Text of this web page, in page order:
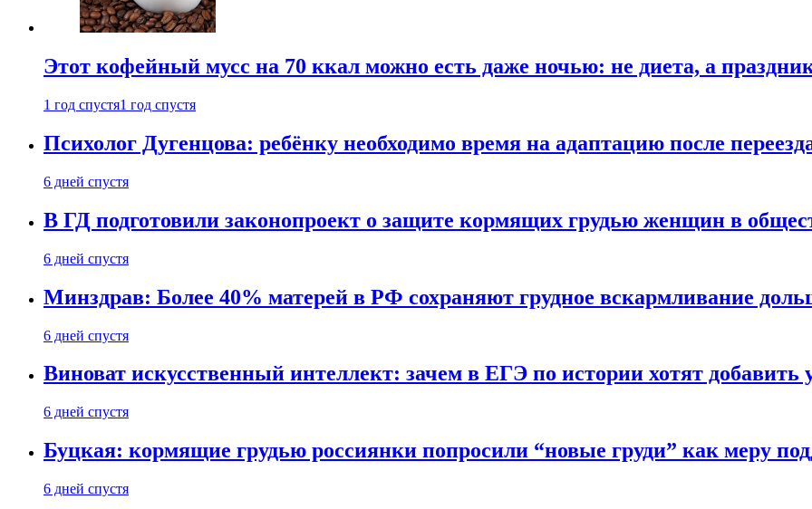
Этот кофейный мусс на 70 ккал можно есть даже ночью: не диета, а
1 год спустя1 год спустя
Психолог Дугенцова: ребёнку необходимо время на адаптацию после
6 дней спустя
В ГД подготовили законопроект о защите кормящих грудью женщин в
6 дней спустя
Минздрав: Более 40% матерей в РФ сохраняют грудное вскармливание
6 дней спустя
Виноват искусственный интеллект: зачем в ЕГЭ по истории хотят добавить
6 дней спустя
Буцкая: кормящие грудью россиянки попросили “новые груди” как меру
6 дней спустя